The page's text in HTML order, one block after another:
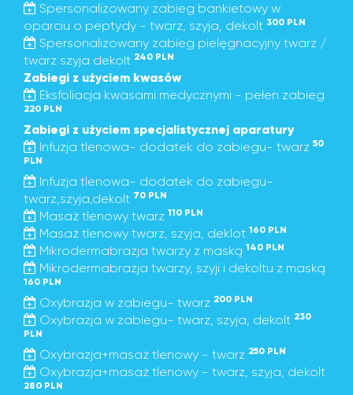
Spersonalizowany zabieg bankietowy w
oparciu o peptydy - twarz, szyja, dekolt 300 PLN
Spersonalizowany zabieg pielęgnacyjny twarz /
twarz szyja dekolt 240 PLN
Zabiegi z użyciem kwasów
Eksfoliacja kwasami medycznymi - pełen zabieg
220 PLN
Zabiegi z użyciem specjalistycznej aparatury
Infuzja tlenowa- dodatek do zabiegu- twarz 50
PLN
Infuzja tlenowa- dodatek do zabiegu-
twarz,szyja,dekolt 70 PLN
Masaż tlenowy twarz 110 PLN
Masaż tlenowy twarz, szyja, deklot 160 PLN
Mikrodermabrazja twarzy z maską 140 PLN
Mikrodermabrazja twarzy, szyji i dekoltu z maską
160 PLN
Oxybrazja w zabiegu- twarz 200 PLN
Oxybrazja w zabiegu- twarz, szyja, dekolt 230
PLN
Oxybrazja+masaż tlenowy - twarz 250 PLN
Oxybrazja+masaż tlenowy - twarz, szyja, dekolt
280 PLN